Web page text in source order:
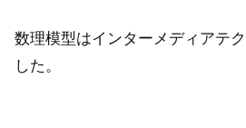
数理模型はインターメディアテ
した。